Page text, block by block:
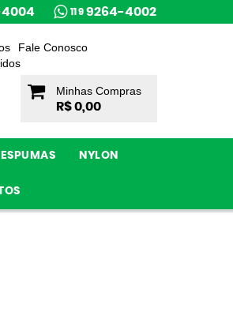
11 9 9264-4002
Fale Conosco
Minhas Compras
R$ 0,00
NYLON